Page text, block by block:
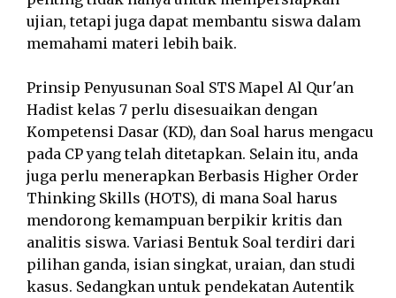
ujian, tetapi juga dapat membantu siswa dalam
memahami materi lebih baik.
Prinsip Penyusunan Soal STS Mapel Al Qur'an
Hadist kelas 7 perlu disesuaikan dengan
Kompetensi Dasar (KD), dan Soal harus mengacu
pada CP yang telah ditetapkan. Selain itu, anda
juga perlu menerapkan Berbasis Higher Order
Thinking Skills (HOTS), di mana Soal harus
mendorong kemampuan berpikir kritis dan
analitis siswa. Variasi Bentuk Soal terdiri dari
pilihan ganda, isian singkat, uraian, dan studi
kasus. Sedangkan untuk pendekatan Autentik